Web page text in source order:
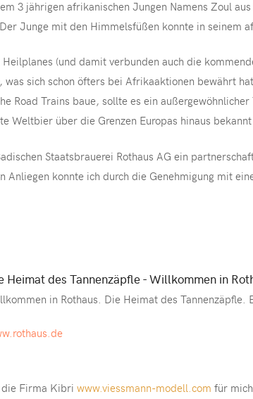
3 jährigen afrikanischen Jungen Namens Zoul
Junge mit den Himmelsfüßen konnte in seinem
(und damit verbunden auch die
sich schon öfters bei Afrikaaktionen bewährt
Road Trains baue, sollte es ein
Weltbier über die Grenzen Europas hinaus
Staatsbrauerei Rothaus AG ein
Anliegen konnte ich durch die Genehmigung mit
Heimat des Tannenzäpfle - Willkommen in
in Rothaus. Die Heimat des
Firma Kibri www.viessmann-modell.com für